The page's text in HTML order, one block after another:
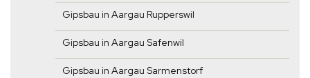
Gipsbau in Aargau Rupperswil
Gipsbau in Aargau Safenwil
Gipsbau in Aargau Sarmenstorf